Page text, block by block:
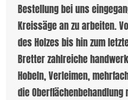
Bestellung bei uns
Kreissäge an zu arbeiten.
des Holzes bis hin zum
Bretter zahlreiche
Hobeln, Verleimen,
die